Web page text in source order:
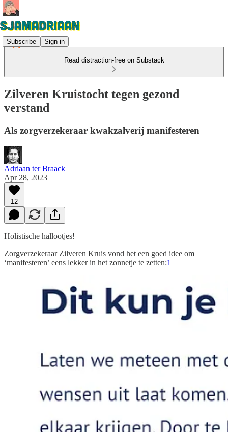
Subscribe Sign in
Read distraction-free on Substack
Zilveren Kruistocht tegen gezond
verstand
Als zorgverzekeraar kwakzalverij manifesteren
Adriaan ter Braack
Apr 28, 2023
12
Holistische hallootjes!
Zorgverzekeraar Zilveren Kruis vond het een goed idee om
‘manifesteren’ eens lekker in het zonnetje te zetten:1